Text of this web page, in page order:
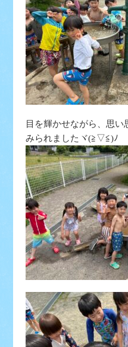
目を輝かせながら、思
みられましたヾ(≧▽≦)ﾉ